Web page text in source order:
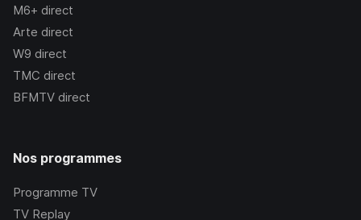
M6+ direct
Arte direct
W9 direct
TMC direct
BFMTV direct
Nos programmes
Programme TV
TV Replay